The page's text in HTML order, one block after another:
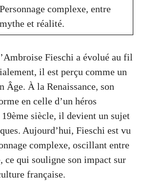
Personnage complexe, entre
mythe et réalité.
Fieschi a évolué au fil
il est perçu comme un
Âge. À la Renaissance, son
en celle d’un héros
siècle, il devient un sujet
Aujourd’hui, Fieschi est vu
complexe, oscillant entre
ce qui souligne son impact sur
française.